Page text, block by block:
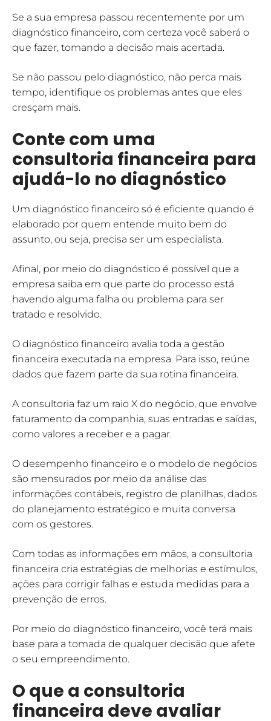
Se a sua empresa passou recentemente por um
diagnóstico financeiro, com certeza você saberá o
que fazer, tomando a decisão mais acertada.
Se não passou pelo diagnóstico, não perca mais
tempo, identifique os problemas antes que eles
cresçam mais.
Conte com uma
consultoria financeira para
ajudá-lo no diagnóstico
Um diagnóstico financeiro só é eficiente quando é
elaborado por quem entende muito bem do
assunto, ou seja, precisa ser um especialista.
Afinal, por meio do diagnóstico é possível que a
empresa saiba em que parte do processo está
havendo alguma falha ou problema para ser
tratado e resolvido.
O diagnóstico financeiro avalia toda a gestão
financeira executada na empresa. Para isso, reúne
dados que fazem parte da sua rotina financeira.
A consultoria faz um raio X do negócio, que envolve
faturamento da companhia, suas entradas e saídas,
como valores a receber e a pagar.
O desempenho financeiro e o modelo de negócios
são mensurados por meio da análise das
informações contábeis, registro de planilhas, dados
do planejamento estratégico e muita conversa
com os gestores.
Com todas as informações em mãos, a consultoria
financeira cria estratégias de melhorias e estímulos,
ações para corrigir falhas e estuda medidas para a
prevenção de erros.
Por meio do diagnóstico financeiro, você terá mais
base para a tomada de qualquer decisão que afete
o seu empreendimento.
O que a consultoria
financeira deve avaliar